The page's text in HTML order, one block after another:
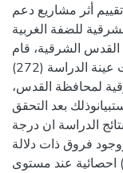
أثر مشاريع دعم
للضفة الغربية
الشرقية، قام
الباحث باستخدام المنهج الوصفي، وبلغت عينة الدراسة (272)
لمحافظة القدس،
بعد التحقق
الدراسة ان درجة
فروق ذات دلالة
احصائية عند مستوى (α≤0.05) في استجابة عبينة الدراسة حول